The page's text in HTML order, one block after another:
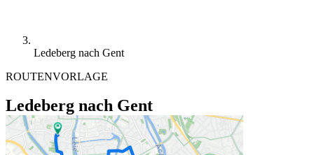
Ledeberg nach Gent
ROUTENVORLAGE
Ledeberg nach Gent